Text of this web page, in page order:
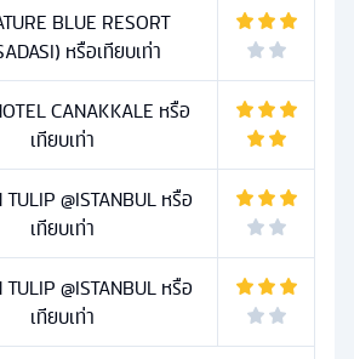
BLUE RESORT
หรือเทียบเท่า
CANAKKALE หรือ
เทียบเท่า
TULIP @ISTANBUL หรือ
เทียบเท่า
TULIP @ISTANBUL หรือ
เทียบเท่า